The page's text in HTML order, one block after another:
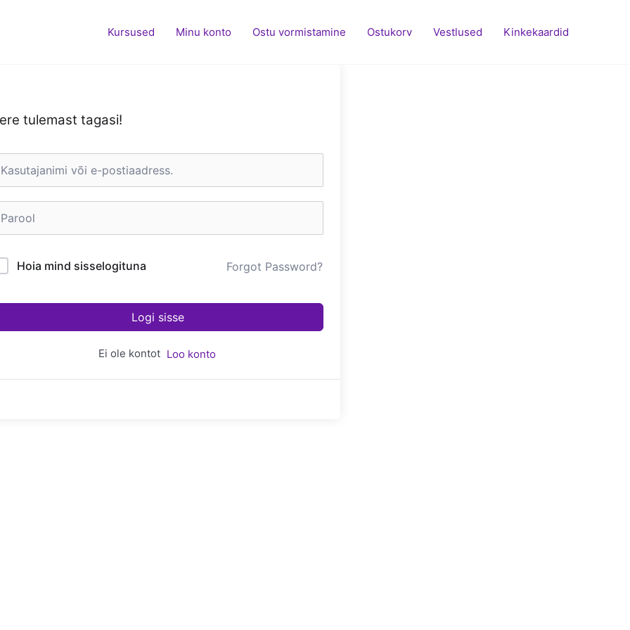
Kursused Minu konto Ostu vormistamine Ostukorv Vestlused Kinkekaardid
tulemast tagasi!
Hoia mind sisselogituna Forgot Password?
Logi sisse
Ei ole kontot Loo konto